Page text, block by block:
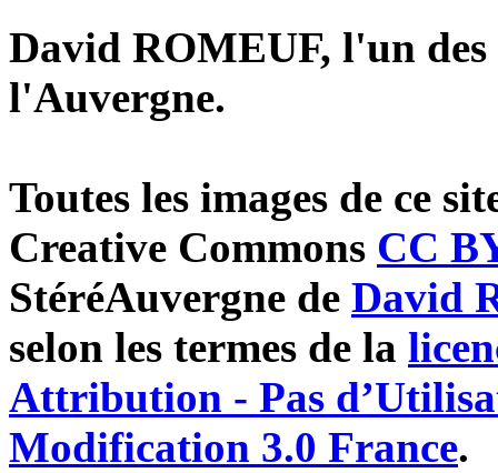
David ROMEUF, l'un des
l'Auvergne.
Toutes les images de ce
Creative Commons CC
StéréAuvergne de David
selon les termes de la
Attribution - Pas
Modification 3.0 France.